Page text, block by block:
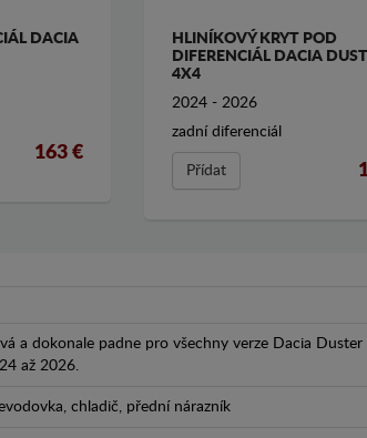
DACIA
163 €
HLINÍKOVÝ KRYT POD
DIFERENCIÁL DACIA
4X4
2024 - 2026
zadní diferenciál
Přídat
a dokonale padne pro všechny verze Dacia Duster
až 2026.
chladič, přední nárazník